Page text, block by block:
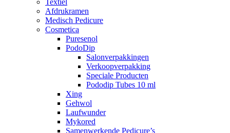
Afdrukramen
Medisch Pedicure
Cosmetica
Puresenol
PodoDip
Salonverpakkingen
Verkoopverpakking
Speciale Producten
Pododip Tubes 10 ml
Xing
Gehwol
Laufwunder
Mykored
Samenwerkende Pedicure’s